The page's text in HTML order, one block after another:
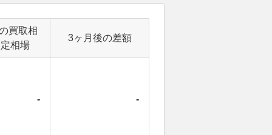
買取相
相場
3ヶ月後の差額
- -